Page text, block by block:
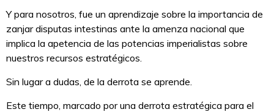
Y para nosotros, fue un aprendizaje sobre la importancia de
zanjar disputas intestinas ante la amenza nacional que
implica la apetencia de las potencias imperialistas sobre
nuestros recursos estratégicos.
Sin lugar a dudas, de la derrota se aprende.
Este tiempo, marcado por una derrota estratégica para el